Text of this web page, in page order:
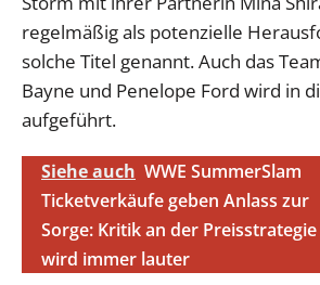
regelmäßig als potenzielle
solche Titel genannt. Auch das
Bayne und Penelope Ford wird in
aufgeführt.
Siehe auch WWE SummerSlam
Ticketverkäufe geben Anlass zur
Sorge: Kritik an der Preisstrategie
wird immer lauter